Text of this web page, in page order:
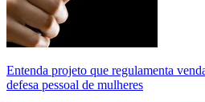
Entenda projeto que regulamenta
defesa pessoal de mulheres